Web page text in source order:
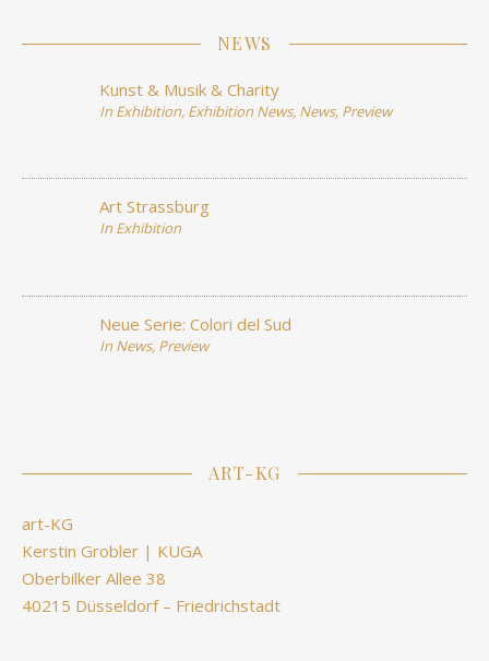
NEWS
Kunst & Musik & Charity
In Exhibition, Exhibition News, News, Preview
Art Strassburg
In Exhibition
Neue Serie: Colori del Sud
In News, Preview
ART-KG
art-KG
Kerstin Grobler | KUGA
Oberbilker Allee 38
40215 Düsseldorf – Friedrichstadt